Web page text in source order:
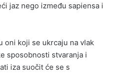
jaz nego između sapiensa i
oni koji se ukrcaju na vlak
sposobnosti stvaranja i
iza suočit će se s